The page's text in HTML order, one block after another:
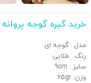
خرید گیره گوجه
مدل : گوجه ای
رنگ : طلایی
سایز : 9cm
وزن: 65gr